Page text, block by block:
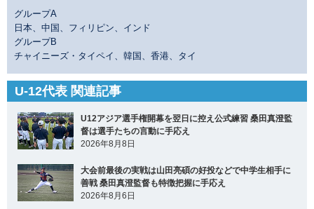
グループA
日本、中国、フィリピン、インド
グループB
チャイニーズ・タイペイ、韓国、香港、タイ
U-12代表 関連記事
U12アジア選手権開幕を翌日に控え公式練習 桑田真澄監
督は選手たちの言動に手応え
2026年8月8日
大会前最後の実戦は山田亮碩の好投などで中学生相手に
善戦 桑田真澄監督も特徴把握に手応え
2026年8月6日